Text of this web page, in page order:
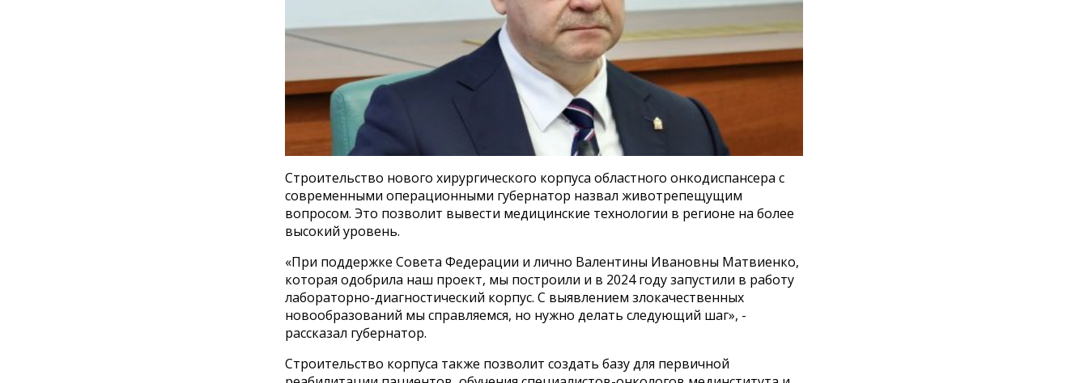
Строительство нового хирургического корпуса областного онкодиспансера с
современными операционными губернатор назвал животрепещущим
вопросом. Это позволит вывести медицинские технологии в регионе на более
высокий уровень.
«При поддержке Совета Федерации и лично Валентины Ивановны Матвиенко,
которая одобрила наш проект, мы построили и в 2024 году запустили в работу
лабораторно-диагностический корпус. С выявлением злокачественных
новообразований мы справляемся, но нужно делать следующий шаг», -
рассказал губернатор.
Строительство корпуса также позволит создать базу для первичной